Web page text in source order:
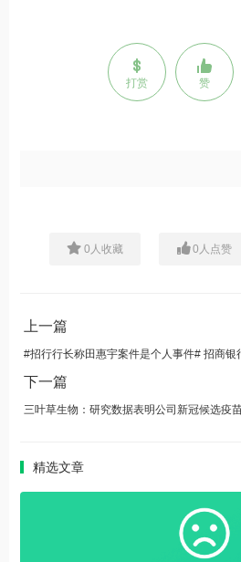
打赏 赞
0 人收藏 0 人点赞
上一篇
#招行行长称田惠宇案件是个人事件# 招商银
下一篇
精选文章